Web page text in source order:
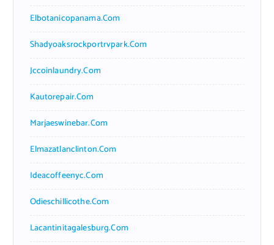
Elbotanicopanama.com
Shadyoaksrockportrvpark.com
Jccoinlaundry.com
Kautorepair.com
Marjaeswinebar.com
Elmazatlanclinton.com
Ideacoffeenyc.com
Odieschillicothe.com
Lacantinitagalesburg.com